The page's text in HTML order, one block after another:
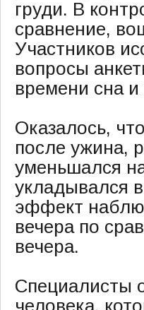
груди. В
сравнение,
Участников
вопросы
времени сна
Оказалось,
после ужина,
уменьшался
укладывался
эффект
вечера по
вечера.
Специалисты
человека,